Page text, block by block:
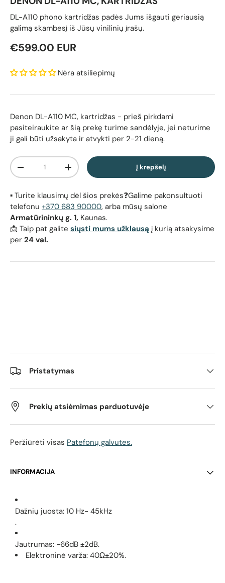
DL-A110 phono kartridžas padės Jums išgauti geriausią
galimą skambesį iš Jūsų vinilinių įrašų.
Reguliari kaina
€599.00 EUR
Nėra atsiliepimų
Denon DL-A110 MC, kartridžas - prieš pirkdami
pasiteiraukite ar šią prekę turime sandėlyje, jei neturime
ji gali būti užsakyta ir atvykti per 2-21 dieną.
Kiekis
Sumažinti kiekįPadidinti kiekį Į krepšelį
▪️ Turite klausimų dėl šios prekės❓Galime pakonsultuoti
telefonu +370 683 90000, arba mūsų salone
Armatūrininkų g. 1, Kaunas.
📩 Taip pat galite siųsti mums užklausą į kurią atsakysime
per 24 val.
Pristatymas
Prekių atsiėmimas parduotuvėje
Peržiūrėti visas Patefonų galvutes.
INFORMACIJA
Dažnių juosta: 10 Hz- 45kHz
.
Jautrumas: -66dB ±2dB.
Elektroninė varža: 40Ω±20%.